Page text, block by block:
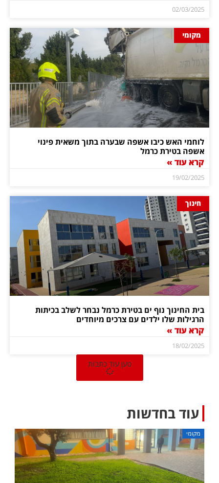
02/03/2025
מקומי
לוחמי האש כיבו אשפה שבערה בתוך משאית פינוי
אשפה בטירת כרמל
קרא עוד »
19/02/2025
חינוך
בית החינוך נוף ים בטירת כרמל נבחר לשלב בכיתות
הרגילות שלו ילדים עם צרכים מיוחדים
קרא עוד »
18/02/2025
טען עוד כתבות
עוד בחדשות
מקומי